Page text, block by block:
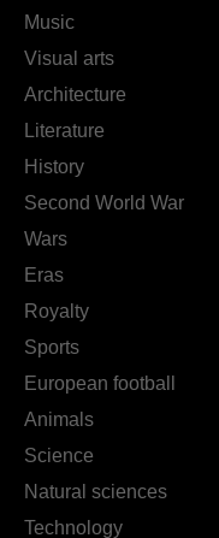
Music
Visual arts
Architecture
Literature
History
Second World War
Wars
Eras
Royalty
Sports
European football
Animals
Science
Natural sciences
Technology